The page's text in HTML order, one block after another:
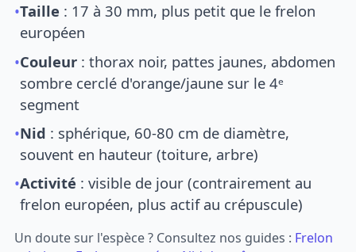
•Taille : 17 à 30 mm, plus petit que le frelon
européen
•Couleur : thorax noir, pattes jaunes, abdomen
sombre cerclé d'orange/jaune sur le 4ᵉ
segment
•Nid : sphérique, 60-80 cm de diamètre,
souvent en hauteur (toiture, arbre)
•Activité : visible de jour (contrairement au
frelon européen, plus actif au crépuscule)
Un doute sur l'espèce ? Consultez nos guides : Frelon